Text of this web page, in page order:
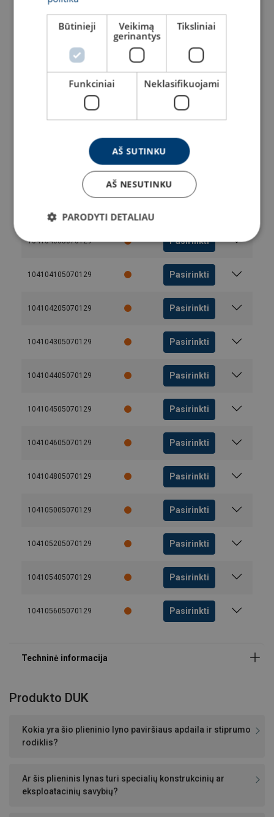
104103105070129
104103305070129 Pasirinkti
104103405070129 Pasirinkti
Pasirinkti
104103605070129 Pasirinkti
104104005070129 Pasirinkti
104104105070129 Pasirinkti
104104205070129 Pasirinkti
104104305070129 Pasirinkti
104104405070129 Pasirinkti
104104505070129 Pasirinkti
104104605070129 Pasirinkti
104104805070129 Pasirinkti
104105005070129 Pasirinkti
104105205070129 Pasirinkti
104105405070129 Pasirinkti
104105605070129 Pasirinkti
Vielų skaičius, brokavimo kriterijai ir techninė
gijų
nutrūkusių
vielų
vielų
Produkto DUK
Kokia yra šio plieninio lyno paviršiaus apdaila ir stiprumo
rodiklis?
Ar šis plieninis lynas turi specialių konstrukcinių ar
eksploatacinių savybių?
Būtinieji
Veikimą
gerinantys
Tiksliniai
Funkciniai Neklasifikuojami
AŠ SUTINKU
AŠ NESUTINKU
PARODYTI DETALIAU